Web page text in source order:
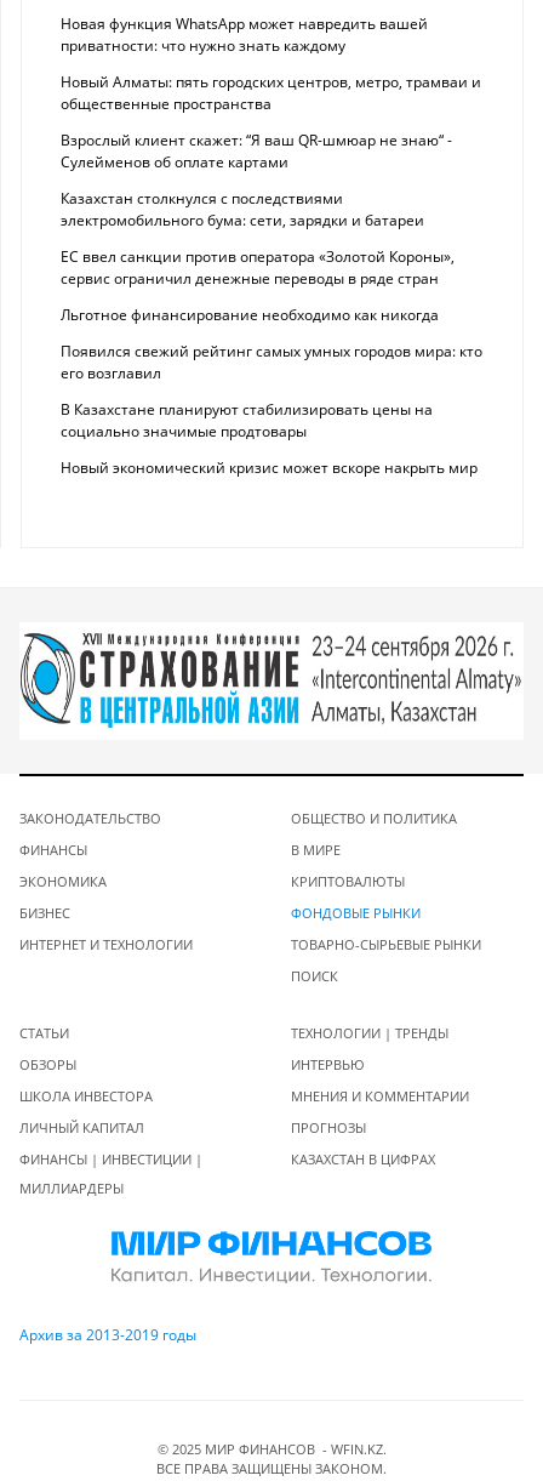
Новая функция WhatsApp может навредить вашей
приватности: что нужно знать каждому
Новый Алматы: пять городских центров, метро, трамваи и
общественные пространства
Взрослый клиент скажет: “Я ваш QR-шмюар не знаю“ -
Сулейменов об оплате картами
Казахстан столкнулся с последствиями
электромобильного бума: сети, зарядки и батареи
ЕС ввел санкции против оператора «Золотой Короны»,
сервис ограничил денежные переводы в ряде стран
Льготное финансирование необходимо как никогда
Появился свежий рейтинг самых умных городов мира: кто
его возглавил
В Казахстане планируют стабилизировать цены на
социально значимые продтовары
Новый экономический кризис может вскоре накрыть мир
ЗАКОНОДАТЕЛЬСТВО
ФИНАНСЫ
ЭКОНОМИКА
БИЗНЕС
ИНТЕРНЕТ И ТЕХНОЛОГИИ
ОБЩЕСТВО И ПОЛИТИКА
В МИРЕ
КРИПТОВАЛЮТЫ
ФОНДОВЫЕ РЫНКИ
ТОВАРНО-СЫРЬЕВЫЕ РЫНКИ
ПОИСК
СТАТЬИ
ОБЗОРЫ
ШКОЛА ИНВЕСТОРА
ЛИЧНЫЙ КАПИТАЛ
ФИНАНСЫ | ИНВЕСТИЦИИ |
МИЛЛИАРДЕРЫ
ТЕХНОЛОГИИ | ТРЕНДЫ
ИНТЕРВЬЮ
МНЕНИЯ И КОММЕНТАРИИ
ПРОГНОЗЫ
КАЗАХСТАН В ЦИФРАХ
Архив за 2013-2019 годы
© 2025 МИР ФИНАНСОВ - WFIN.KZ.
ВСЕ ПРАВА ЗАЩИЩЕНЫ ЗАКОНОМ.